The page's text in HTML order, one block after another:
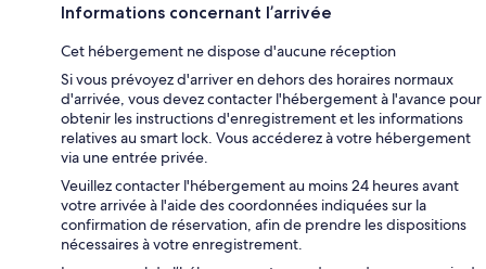
Informations concernant l’arrivée
Cet hébergement ne dispose d'aucune réception
Si vous prévoyez d'arriver en dehors des horaires normaux
d'arrivée, vous devez contacter l'hébergement à l'avance pour
obtenir les instructions d'enregistrement et les informations
relatives au smart lock. Vous accéderez à votre hébergement
via une entrée privée.
Veuillez contacter l'hébergement au moins 24 heures avant
votre arrivée à l'aide des coordonnées indiquées sur la
confirmation de réservation, afin de prendre les dispositions
nécessaires à votre enregistrement.